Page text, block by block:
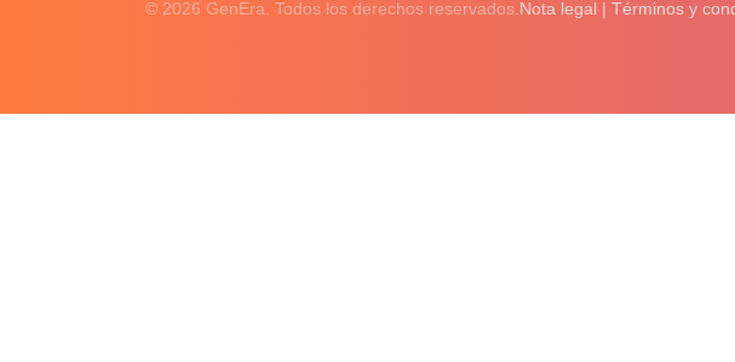
© 2026 GenEra. Todos los derechos reservados. Nota legal | Términos y